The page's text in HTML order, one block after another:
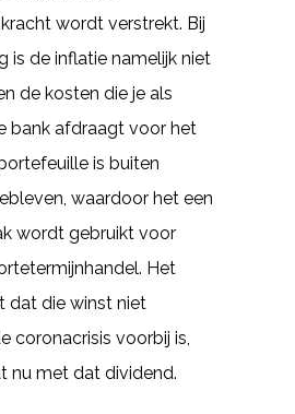
wordt verstrekt. Bij
is de inflatie namelijk niet
de kosten die je als
bank afdraagt voor het
is buiten
waardoor het een
wordt gebruikt voor
Het
dat die winst niet
coronacrisis voorbij is,
nu met dat dividend.